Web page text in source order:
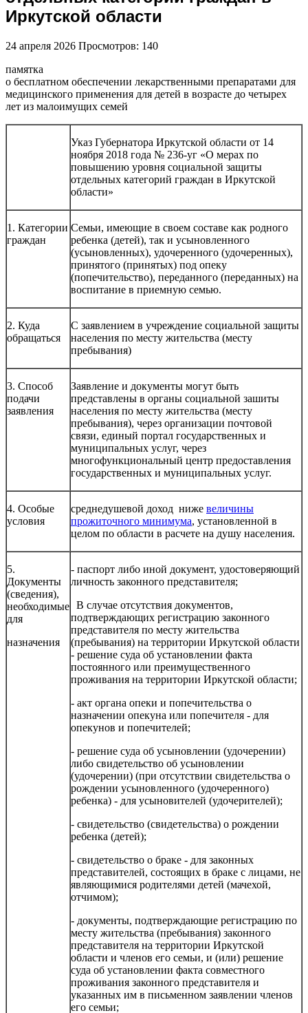
Иркутской области
24 апреля 2026 Просмотров: 140
памятка
о бесплатном обеспечении лекарственными препаратами для
медицинского применения для детей в возрасте до четырех
лет из малоимущих семей
Указ Губернатора Иркутской области от 14
ноября 2018 года № 236-уг «О мерах по
повышению уровня социальной защиты
отдельных категорий граждан в Иркутской
области»
1. Категории
граждан
Семьи, имеющие в своем составе как родного
ребенка (детей), так и усыновленного
(усыновленных), удочеренного (удочеренных),
принятого (принятых) под опеку
(попечительство), переданного (переданных) на
воспитание в приемную семью.
2. Куда
обращаться
С заявлением в учреждение социальной защиты
населения по месту жительства (месту
пребывания)
3. Способ
подачи
заявления
Заявление и документы могут быть
представлены в органы социальной зашиты
населения по месту жительства (месту
пребывания), через организации почтовой
связи, единый портал государственных и
муниципальных услуг, через
многофункциональный центр предоставления
государственных и муниципальных услуг.
4. Особые
условия
среднедушевой доход ниже величины
прожиточного минимума, установленной в
целом по области в расчете на душу населения.
5.
Документы
(сведения),
необходимые
для
назначения
- паспорт либо иной документ, удостоверяющий
личность законного представителя;
В случае отсутствия документов,
подтверждающих регистрацию законного
представителя по месту жительства
(пребывания) на территории Иркутской области
- решение суда об установлении факта
постоянного или преимущественного
проживания на территории Иркутской области;
- акт органа опеки и попечительства о
назначении опекуна или попечителя - для
опекунов и попечителей;
- решение суда об усыновлении (удочерении)
либо свидетельство об усыновлении
(удочерении) (при отсутствии свидетельства о
рождении усыновленного (удочеренного)
ребенка) - для усыновителей (удочерителей);
- свидетельство (свидетельства) о рождении
ребенка (детей);
- свидетельство о браке - для законных
представителей, состоящих в браке с лицами, не
являющимися родителями детей (мачехой,
отчимом);
- документы, подтверждающие регистрацию по
месту жительства (пребывания) законного
представителя на территории Иркутской
области и членов его семьи, и (или) решение
суда об установлении факта совместного
проживания законного представителя и
указанных им в письменном заявлении членов
его семьи;